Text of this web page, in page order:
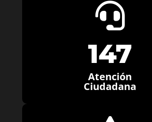

147
Atención
Ciudadana